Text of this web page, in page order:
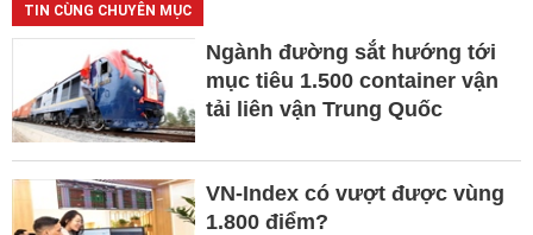
TIN CÙNG CHUYÊN MỤC
Ngành đường sắt hướng tới
mục tiêu 1.500 container vận
tải liên vận Trung Quốc
VN-Index có vượt được vùng
1.800 điểm?